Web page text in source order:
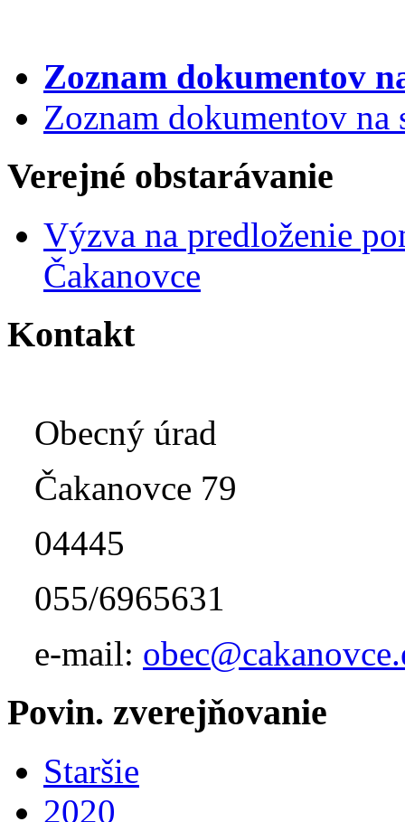
Zoznam dokumentov
Zoznam dokumentov
Verejné obstarávanie
Výzva na predloženie
Čakanovce
Kontakt
Obecný úrad
Čakanovce 79
04445
055/6965631
e-mail:
Povin. zverejňovanie
Staršie
2020